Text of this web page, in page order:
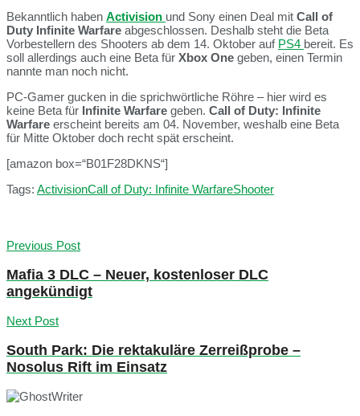
Bekanntlich haben Activision und Sony einen Deal mit Call of
Duty Infinite Warfare abgeschlossen. Deshalb steht die Beta
Vorbestellern des Shooters ab dem 14. Oktober auf PS4 bereit. Es
soll allerdings auch eine Beta für Xbox One geben, einen Termin
nannte man noch nicht.
PC-Gamer gucken in die sprichwörtliche Röhre – hier wird es
keine Beta für Infinite Warfare geben. Call of Duty: Infinite
Warfare erscheint bereits am 04. November, weshalb eine Beta
für Mitte Oktober doch recht spät erscheint.
[amazon box=“B01F28DKNS“]
Tags: ActivisionCall of Duty: Infinite WarfareShooter
Previous Post
Mafia 3 DLC – Neuer, kostenloser DLC
angekündigt
Next Post
South Park: Die rektakuläre Zerreißprobe –
Nosolus Rift im Einsatz